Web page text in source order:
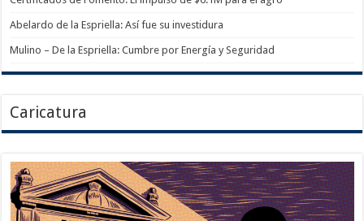
Abelardo de la Espriella: Así fue su investidura
Mulino – De la Espriella: Cumbre por Energía y Seguridad
Caricatura